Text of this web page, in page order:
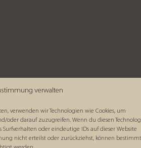
verwalten
verwenden wir Technologien wie Cookies, um
oder darauf zuzugreifen. Wenn du diesen
oder eindeutige IDs auf dieser Website
nicht erteilst oder zurückziehst, können